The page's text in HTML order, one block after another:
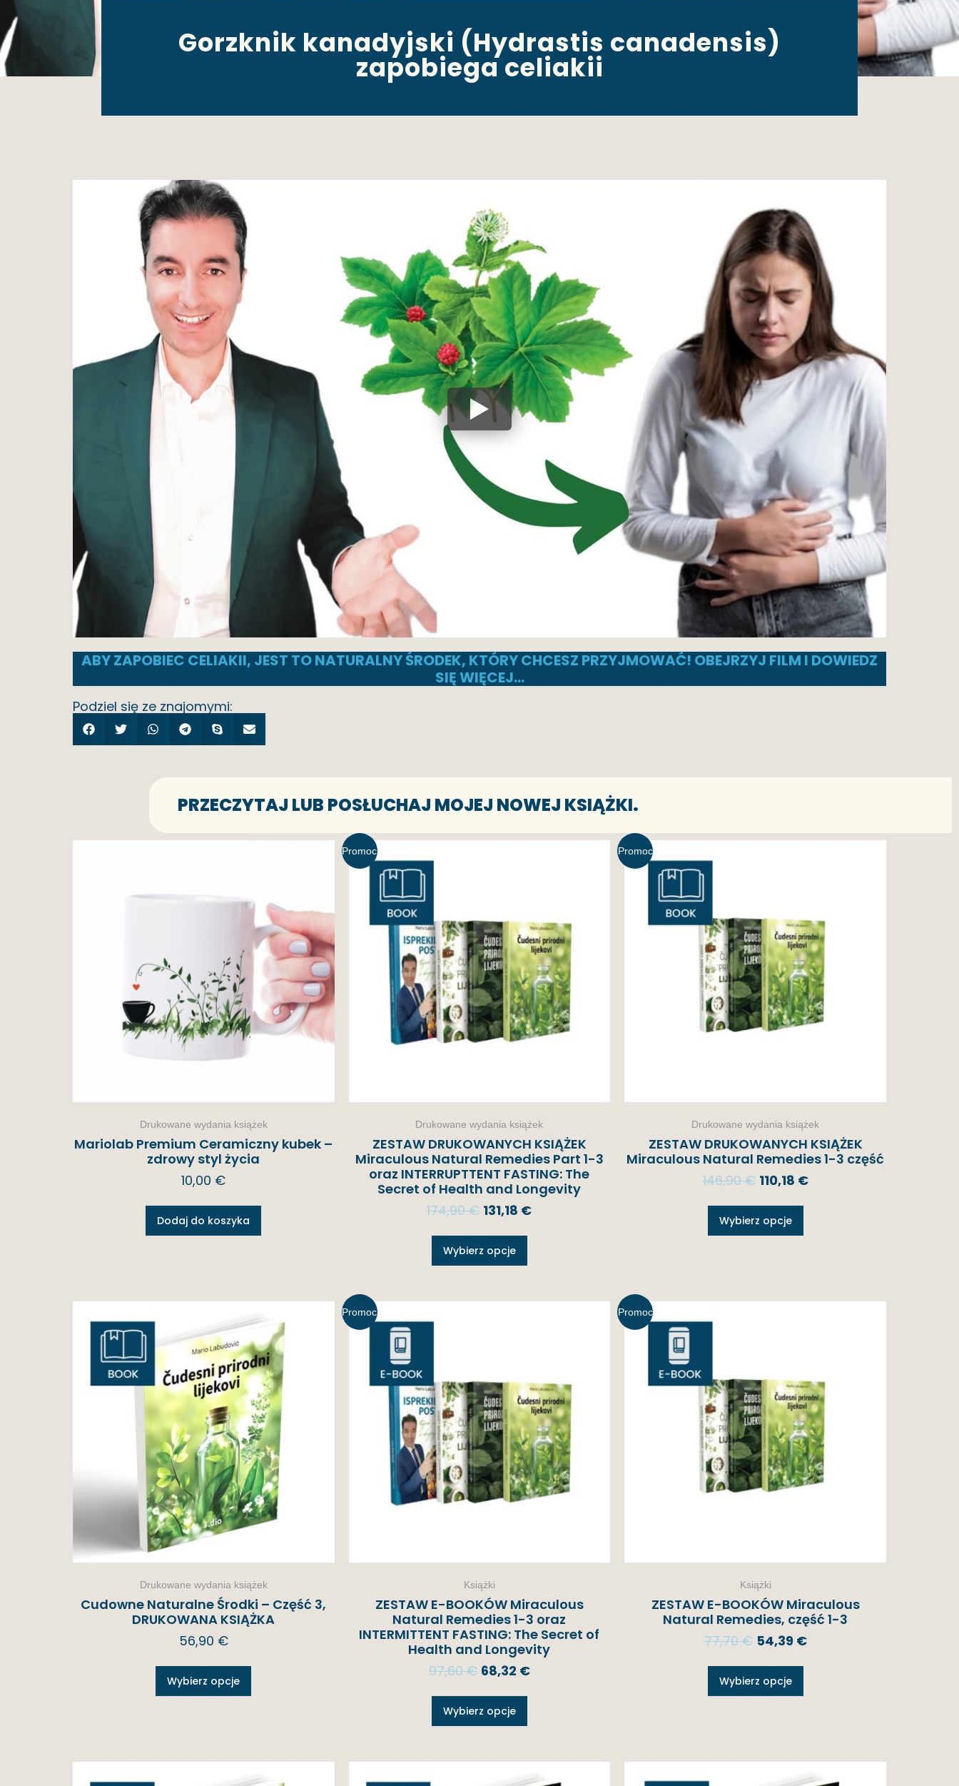
Gorzknik kanadyjski (Hydrastis canadensis)
zapobiega celiakii
ABY ZAPOBIEC CELIAKII, JEST TO NATURALNY ŚRODEK, KTÓRY CHCESZ PRZYJMOWAĆ! OBEJRZYJ FILM I DOWIEDZ
SIĘ WIĘCEJ…
Podziel się ze znajomymi:
PRZECZYTAJ LUB POSŁUCHAJ MOJEJ NOWEJ KSIĄŻKI.
Drukowane wydania książek
Mariolab Premium Ceramiczny kubek –
zdrowy styl życia
10,00 €
Dodaj do koszyka
Promoc
Drukowane wydania książek
ZESTAW DRUKOWANYCH KSIĄŻEK
Miraculous Natural Remedies Part 1-3
oraz INTERRUPTTENT FASTING: The
Secret of Health and Longevity
174,90€ 131,18 €
Wybierz opcje
Promoc
Drukowane wydania książek
ZESTAW DRUKOWANYCH KSIĄŻEK
Miraculous Natural Remedies 1-3 część
146,90€ 110,18 €
Wybierz opcje
Drukowane wydania książek
Cudowne Naturalne Środki – Część 3,
DRUKOWANA KSIĄŻKA
56,90 €
Wybierz opcje
Promoc
Książki
ZESTAW E-BOOKÓW Miraculous
Natural Remedies 1-3 oraz
INTERMITTENT FASTING: The Secret of
Health and Longevity
97,60€ 68,32 €
Wybierz opcje
Promoc
Książki
ZESTAW E-BOOKÓW Miraculous
Natural Remedies, część 1-3
77,70€ 54,39 €
Wybierz opcje